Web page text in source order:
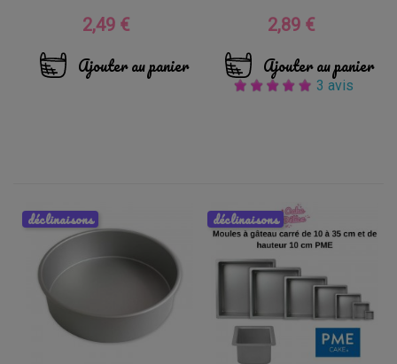
Prix
2,49 €
Ajouter au panier
Prix
2,89 €
Ajouter au panier
3 avis
déclinaisons déclinaisons